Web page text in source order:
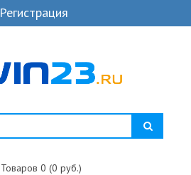
Регистрация
Товаров 0 (0 руб.)